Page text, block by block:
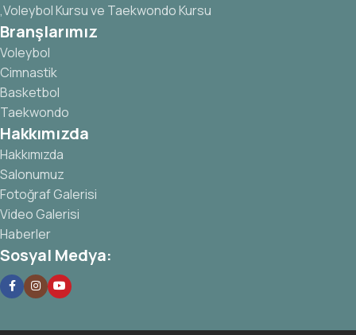
,Voleybol Kursu ve Taekwondo Kursu
Branşlarımız
Voleybol
Cimnastik
Basketbol
Taekwondo
Hakkımızda
Hakkımızda
Salonumuz
Fotoğraf Galerisi
Video Galerisi
Haberler
Sosyal Medya: